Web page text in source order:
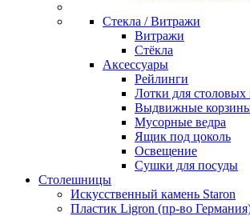
Стекла / Витражи
Витражи
Стёкла
Аксессуары
Рейлинги
Лотки для столовых
Выдвижные
Мусорные ведра
Ящик под цоколь
Освещение
Сушки для посуды
Столешницы
Искусственный камень Staron
Пластик Ligron (пр-во